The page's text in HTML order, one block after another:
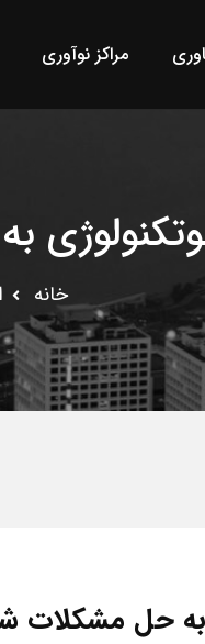
مراکز نوآوری
خانه
به حل